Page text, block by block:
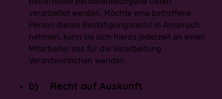
verarbeitet werden. Möchte eine betroffene
Person dieses Bestätigungsrecht in Anspruch
nehmen, kann sie sich hierzu jederzeit an einen
Mitarbeiter des für die Verarbeitung
Verantwortlichen wenden.
b) Recht auf Auskunft
Interesse anzunehmen sein könnte, wenn die betroffene
Person ein Kunde des Verantwortlichen ist (Erwägungsgrund
47 Satz 2 DS-GVO).
Berechtigte Interessen an der Verarbeitung, die von dem
Verantwortlichen oder einem Dritten verfolgt werden
Basiert die Verarbeitung personenbezogener Daten auf
Wohlergehens all unserer Mitarbeiter und unserer
Anteilseigner.